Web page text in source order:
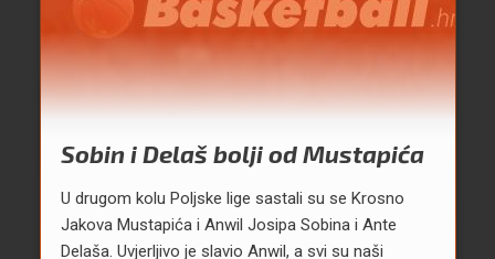
Sobin i Delaš bolji od Mustapića
U drugom kolu Poljske lige sastali su se Krosno
Jakova Mustapića i Anwil Josipa Sobina i Ante
Delaša. Uvjerljivo je slavio Anwil, a svi su naši